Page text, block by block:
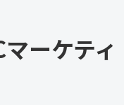
ーケティ